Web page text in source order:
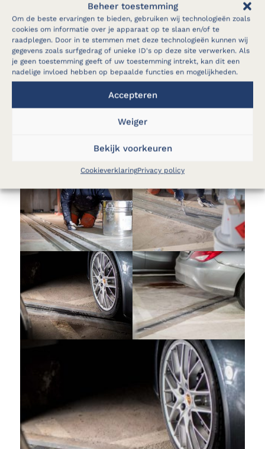
Beheer toestemming
Om de beste ervaringen te bieden, gebruiken wij technologieën zoals
cookies om informatie over je apparaat op te slaan en/of te
raadplegen. Door in te stemmen met deze technologieën kunnen wij
gegevens zoals surfgedrag of unieke ID's op deze site verwerken. Als
je geen toestemming geeft of uw toestemming intrekt, kan dit een
nadelige invloed hebben op bepaalde functies en mogelijkheden.
Accepteren
Weiger
Bekijk voorkeuren
CookieverklaringPrivacy policy
Evenals enkele foto’s van het project: